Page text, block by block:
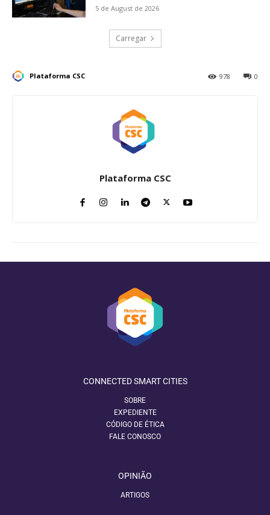
5 de August de 2026
Carregar
Plataforma CSC 0
978
Plataforma CSC
CONNECTED SMART CITIES
SOBRE
EXPEDIENTE
CÓDIGO DE ÉTICA
FALE CONOSCO
OPINIÃO
ARTIGOS